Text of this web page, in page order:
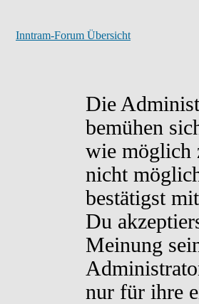
Inntram-Forum Übersicht
Die
bemühen
wie möglich
nicht
bestätigst
Du
Meinung
nur für ihre